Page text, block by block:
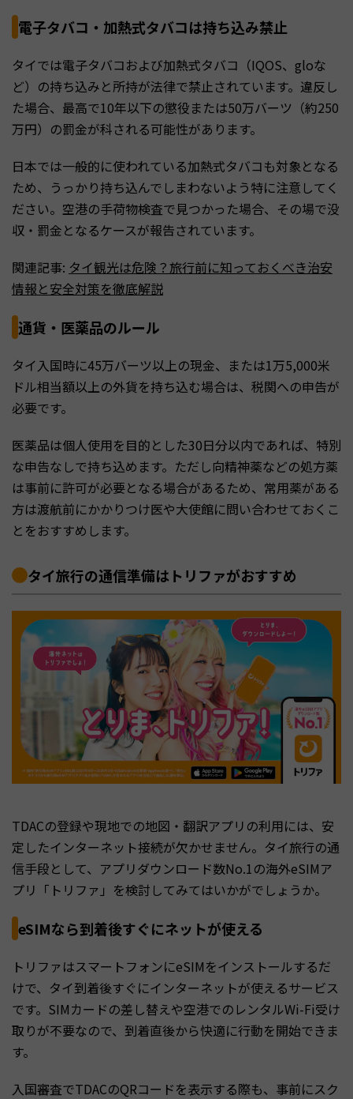
電子タバコ・加熱式タバコは持ち込み禁止
タイでは電子タバコおよび加熱式タバコ（IQOS、gloな
ど）の持ち込みと所持が法律で禁止されています。違反し
た場合、最高で10年以下の懲役または50万バーツ（約250
万円）の罰金が科される可能性があります。
日本では一般的に使われている加熱式タバコも対象となる
ため、うっかり持ち込んでしまわないよう特に注意してく
ださい。空港の手荷物検査で見つかった場合、その場で没
収・罰金となるケースが報告されています。
関連記事: タイ観光は危険？旅行前に知っておくべき治安
情報と安全対策を徹底解説
通貨・医薬品のルール
タイ入国時に45万バーツ以上の現金、または1万5,000米
ドル相当額以上の外貨を持ち込む場合は、税関への申告が
必要です。
医薬品は個人使用を目的とした30日分以内であれば、特別
な申告なしで持ち込めます。ただし向精神薬などの処方薬
は事前に許可が必要となる場合があるため、常用薬がある
方は渡航前にかかりつけ医や大使館に問い合わせておくこ
とをおすすめします。
タイ旅行の通信準備はトリファがおすすめ
TDACの登録や現地での地図・翻訳アプリの利用には、安
定したインターネット接続が欠かせません。タイ旅行の通
信手段として、アプリダウンロード数No.1の海外eSIMア
プリ「トリファ」を検討してみてはいかがでしょうか。
eSIMなら到着後すぐにネットが使える
トリファはスマートフォンにeSIMをインストールするだ
けで、タイ到着後すぐにインターネットが使えるサービス
です。SIMカードの差し替えや空港でのレンタルWi-Fi受け
取りが不要なので、到着直後から快適に行動を開始できま
す。
入国審査でTDACのQRコードを表示する際も、事前にスク